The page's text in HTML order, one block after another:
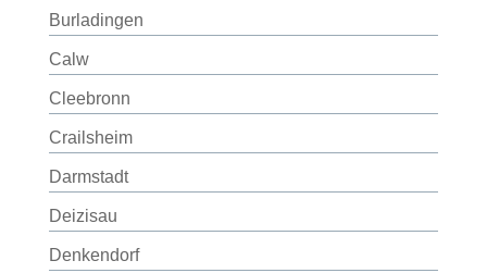
Burladingen
Calw
Cleebronn
Crailsheim
Darmstadt
Deizisau
Denkendorf